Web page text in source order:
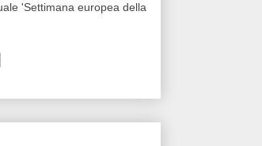
'Settimana europea della